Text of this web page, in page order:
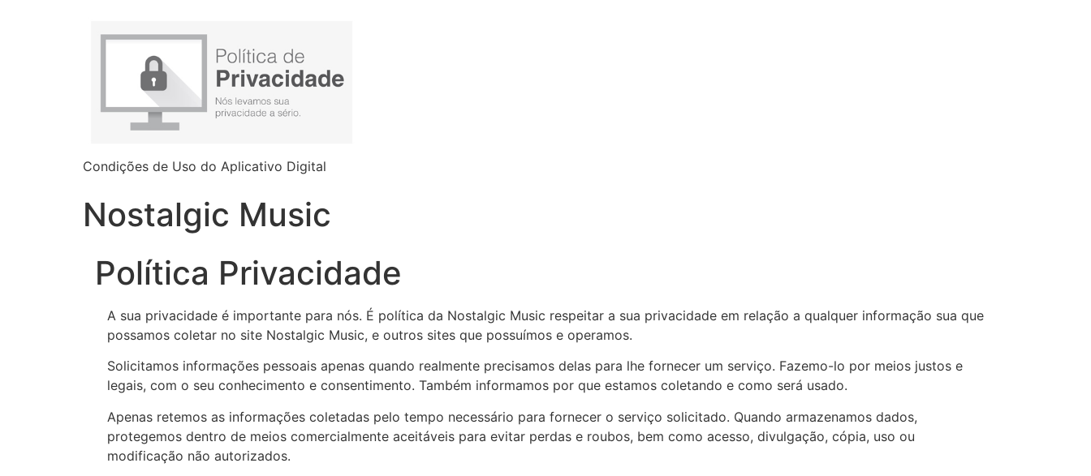
Condições de Uso do Aplicativo Digital
Nostalgic Music
Política Privacidade
A sua privacidade é importante para nós. É política da Nostalgic Music respeitar a sua privacidade em relação a qualquer informação sua que
possamos coletar no site Nostalgic Music, e outros sites que possuímos e operamos.
Solicitamos informações pessoais apenas quando realmente precisamos delas para lhe fornecer um serviço. Fazemo-lo por meios justos e
legais, com o seu conhecimento e consentimento. Também informamos por que estamos coletando e como será usado.
Apenas retemos as informações coletadas pelo tempo necessário para fornecer o serviço solicitado. Quando armazenamos dados,
protegemos dentro de meios comercialmente aceitáveis para evitar perdas e roubos, bem como acesso, divulgação, cópia, uso ou
modificação não autorizados.